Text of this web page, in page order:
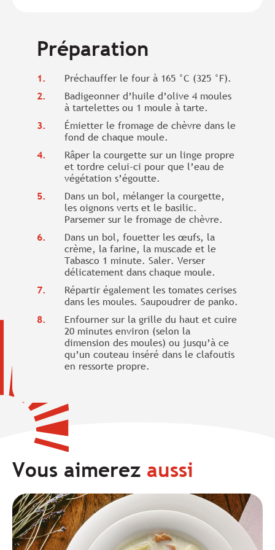
Préparation
Préchauffer le four à 165 °C (325 °F).
Badigeonner d’huile d’olive 4 moules
à tartelettes ou 1 moule à tarte.
Émietter le fromage de chèvre dans le
fond de chaque moule.
Râper la courgette sur un linge propre
et tordre celui-ci pour que l’eau de
végétation s’égoutte.
Dans un bol, mélanger la courgette,
les oignons verts et le basilic.
Parsemer sur le fromage de chèvre.
Dans un bol, fouetter les œufs, la
crème, la farine, la muscade et le
Tabasco 1 minute. Saler. Verser
délicatement dans chaque moule.
Répartir également les tomates cerises
dans les moules. Saupoudrer de panko.
Enfourner sur la grille du haut et cuire
20 minutes environ (selon la
dimension des moules) ou jusqu’à ce
qu’un couteau inséré dans le clafoutis
en ressorte propre.
Vous aimerez aussi